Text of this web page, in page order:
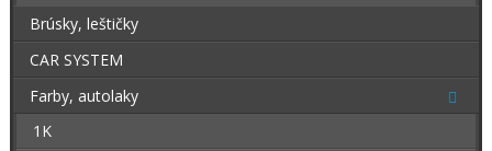
Brúsky, leštičky
CAR SYSTEM
Farby, autolaky
1K